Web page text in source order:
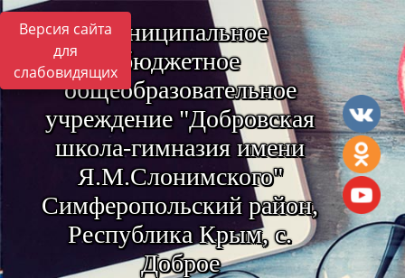
Версия сайта
для
слабовидящих
Муниципальное
бюджетное
общеобразовательное
учреждение "Добровская
школа-гимназия имени
Я.М.Слонимского"
Симферопольский район,
Республика Крым, с.
Доброе